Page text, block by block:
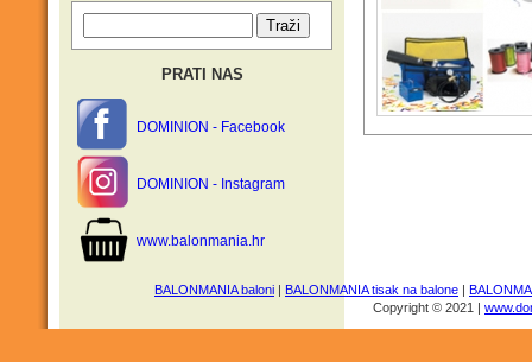
PRATI NAS
DOMINION - Facebook
DOMINION - Instagram
www.balonmania.hr
BALONMANIA baloni | BALONMANIA tisak na balone |
Copyright © 2021 |